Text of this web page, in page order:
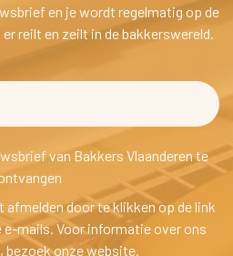
en je wordt regelmatig op de
reilt en zeilt in de bakkerswereld.
van Bakkers Vlaanderen te
afmelden door te klikken op de link
mails. Voor informatie over ons
bezoek onze website.